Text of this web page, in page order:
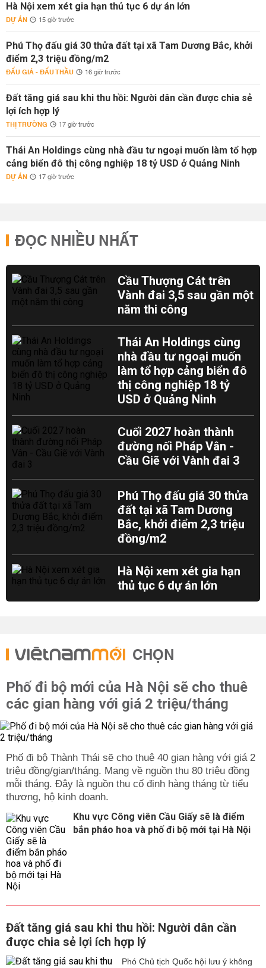
Hà Nội xem xét gia hạn thủ tục 6 dự án lớn
DỰ ÁN 15 giờ trước
Phú Thọ đấu giá 30 thửa đất tại xã Tam Dương Bắc, khởi
điểm 2,3 triệu đồng/m2
ĐẤU GIÁ - ĐẤU THẦU 16 giờ trước
Đất tăng giá sau khi thu hồi: Người dân cần được chia sẻ
lợi ích hợp lý
THỊ TRƯỜNG 17 giờ trước
Thái An Holdings cùng nhà đầu tư ngoại muốn làm tổ hợp
cảng biển đô thị công nghiệp 18 tỷ USD ở Quảng Ninh
DỰ ÁN 17 giờ trước
ĐỌC NHIỀU NHẤT
Cầu Thượng Cát trên
Vành đai 3,5 sau gần một
năm thi công
Thái An Holdings cùng
nhà đầu tư ngoại muốn
làm tổ hợp cảng biển đô
thị công nghiệp 18 tỷ
USD ở Quảng Ninh
Cuối 2027 hoàn thành
đường nối Pháp Vân -
Cầu Giẽ với Vành đai 3
Phú Thọ đấu giá 30 thửa
đất tại xã Tam Dương
Bắc, khởi điểm 2,3 triệu
đồng/m2
Hà Nội xem xét gia hạn
thủ tục 6 dự án lớn
CHỌN
Phố đi bộ mới của Hà Nội sẽ cho thuê
các gian hàng với giá 2 triệu/tháng
Phố đi bộ Thành Thái sẽ cho thuê 40 gian hàng với giá 2
triệu đồng/gian/tháng. Mang về nguồn thu 80 triệu đồng
mỗi tháng. Đây là nguồn thu cố định hàng tháng từ tiểu
thương, hộ kinh doanh.
Khu vực Công viên Cầu Giấy sẽ là điểm
bắn pháo hoa và phố đi bộ mới tại Hà Nội
Đất tăng giá sau khi thu hồi: Người dân cần
được chia sẻ lợi ích hợp lý
Phó Chủ tịch Quốc hội lưu ý không